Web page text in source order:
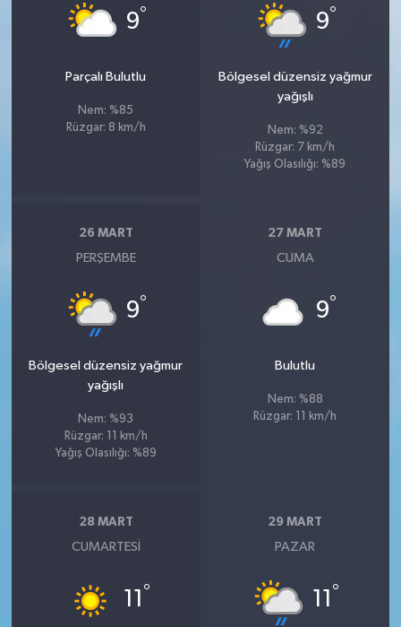
9°
Parçalı Bulutlu
Nem: %85
Rüzgar: 8 km/h
9°
Bölgesel düzensiz yağmur
yağışlı
Nem: %92
Rüzgar: 7 km/h
Yağış Olasılığı: %89
26 MART
PERŞEMBE
9°
Bölgesel düzensiz yağmur
yağışlı
Nem: %93
Rüzgar: 11 km/h
Yağış Olasılığı: %89
27 MART
CUMA
9°
Bulutlu
Nem: %88
Rüzgar: 11 km/h
28 MART
CUMARTESI
11 °
29 MART
PAZAR
11 °